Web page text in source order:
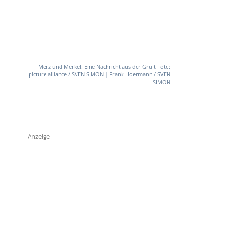
Merz und Merkel: Eine Nachricht aus der Gruft Foto:
picture alliance / SVEN SIMON | Frank Hoermann / SVEN
SIMON
Anzeige